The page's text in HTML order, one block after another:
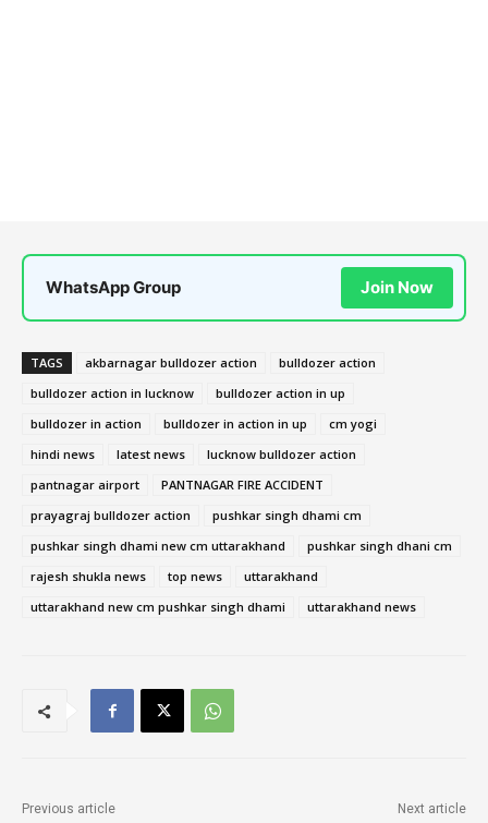
WhatsApp Group Join Now
TAGS akbarnagar bulldozer action
bulldozer action
bulldozer action in lucknow
bulldozer action in up
bulldozer in action
bulldozer in action in up
cm yogi
hindi news
latest news
lucknow bulldozer action
pantnagar airport
PANTNAGAR FIRE ACCIDENT
prayagraj bulldozer action
pushkar singh dhami cm
pushkar singh dhami new cm uttarakhand
pushkar singh dhani cm
rajesh shukla news
top news
uttarakhand
uttarakhand new cm pushkar singh dhami
uttarakhand news
Previous article Next article